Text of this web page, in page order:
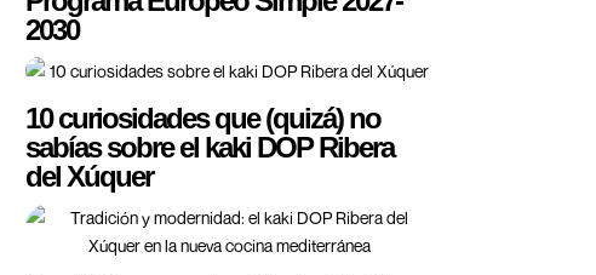
2030
10 curiosidades que (quizá) no
sabías sobre el kaki DOP Ribera
del Xúquer